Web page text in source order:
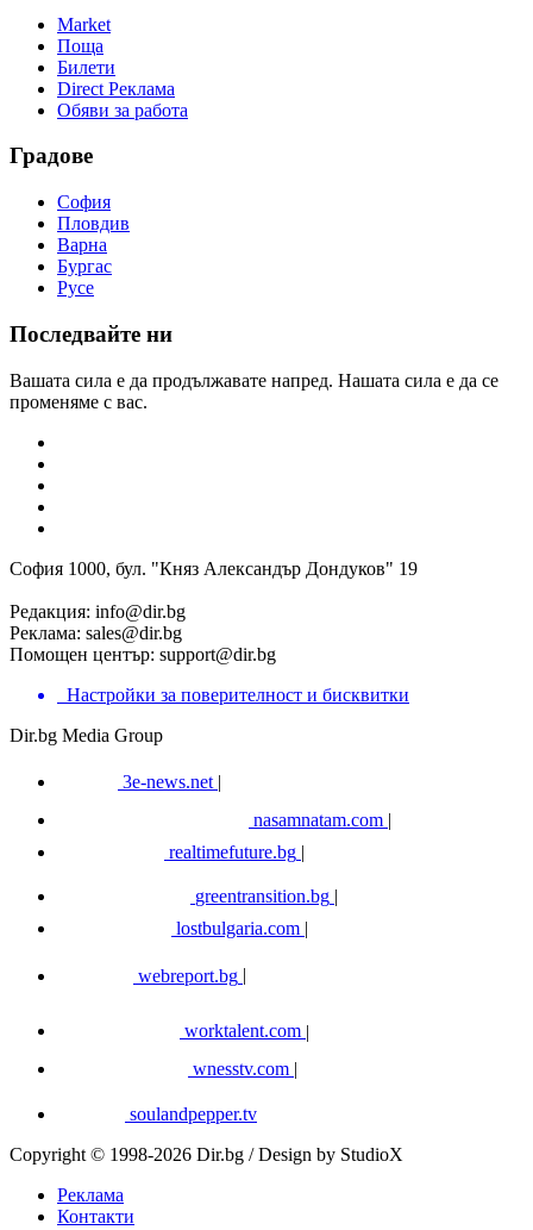
Market
Поща
Билети
Direct Реклама
Обяви за работа
Градове
София
Пловдив
Варна
Бургас
Русе
Последвайте ни
Вашата сила е да продължавате напред. Нашата сила е да се
променяме с вас.
София 1000, бул. "Княз Александър Дондуков" 19
Редакция: info@dir.bg
Реклама: sales@dir.bg
Помощен център: support@dir.bg
Настройки за поверителност и бисквитки
Dir.bg Media Group
3e-news.net |
nasamnatam.com |
realtimefuture.bg |
greentransition.bg |
lostbulgaria.com |
webreport.bg
worktalent.com |
wnesstv.com |
soulandpepper.tv
Copyright © 1998-2026 Dir.bg / Design by StudioX
Реклама
Контакти